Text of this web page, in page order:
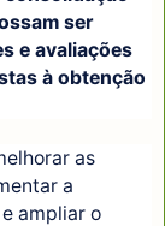
ser
e avaliações
à obtenção
as
a
ampliar o